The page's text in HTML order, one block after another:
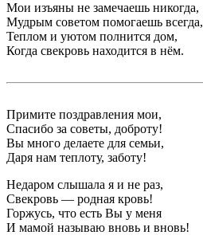
Мои изъяны не замечаешь никогда,
Мудрым советом помогаешь всегда,
Теплом и уютом полнится дом,
Когда свекровь находится в нём.
Примите поздравления мои,
Спасибо за советы, доброту!
Вы много делаете для семьи,
Даря нам теплоту, заботу!
Недаром слышала я и не раз,
Свекровь — родная кровь!
Горжусь, что есть Вы у меня
И мамой называю вновь и вновь!